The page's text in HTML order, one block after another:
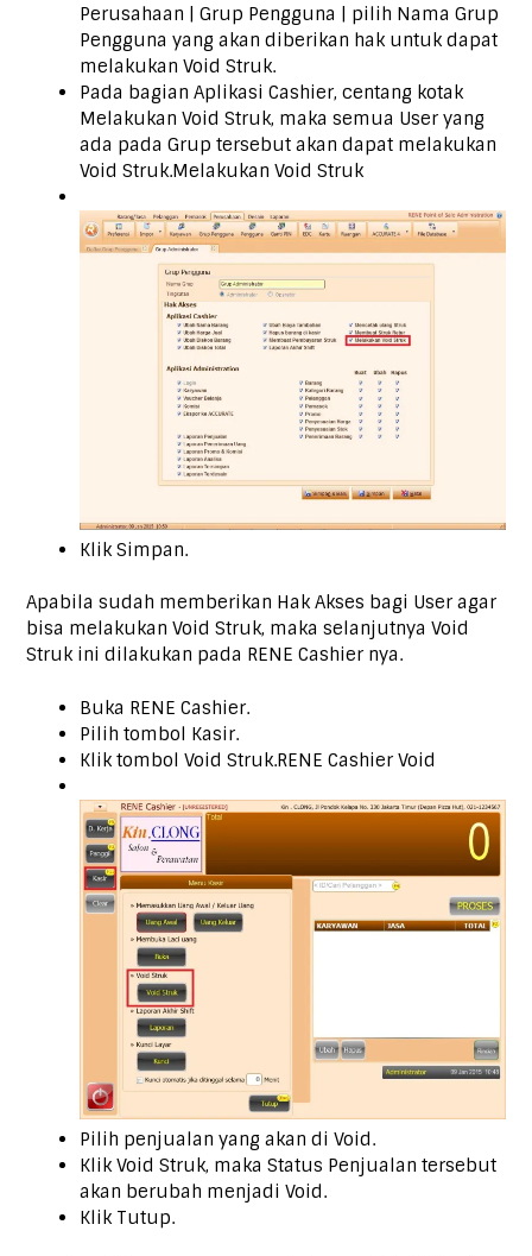
Perusahaan | Grup Pengguna | pilih Nama Grup
Pengguna yang akan diberikan hak untuk dapat
melakukan Void Struk.
Pada bagian Aplikasi Cashier, centang kotak
Melakukan Void Struk, maka semua User yang
ada pada Grup tersebut akan dapat melakukan
Void Struk.Melakukan Void Struk
Klik Simpan.
Apabila sudah memberikan Hak Akses bagi User agar
bisa melakukan Void Struk, maka selanjutnya Void
Struk ini dilakukan pada RENE Cashier nya.
Buka RENE Cashier.
Pilih tombol Kasir.
Klik tombol Void Struk.RENE Cashier Void
Pilih penjualan yang akan di Void.
Klik Void Struk, maka Status Penjualan tersebut
akan berubah menjadi Void.
Klik Tutup.